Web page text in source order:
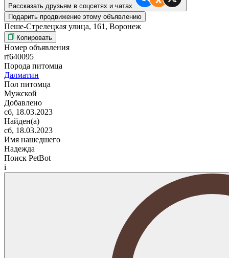
Рассказать друзьям в соцсетях и чатах
Подарить продвижение этому объявлению
Пеше-Стрелецкая улица, 161, Воронеж
Копировать
Номер объявления
rf640095
Порода питомца
Далматин
Пол питомца
Мужской
Добавлено
сб, 18.03.2023
Найден(а)
сб, 18.03.2023
Имя нашедшего
Надежда
Поиск PetBot
i